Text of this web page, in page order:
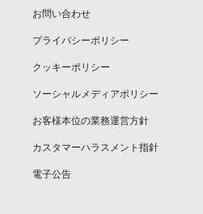
お問い合わせ
プライバシーポリシー
クッキーポリシー
ソーシャルメディアポリシー
お客様本位の業務運営方針
カスタマーハラスメント指針
電子公告